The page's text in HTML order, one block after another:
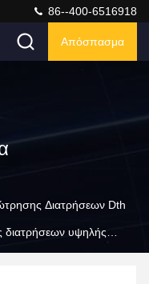
86--400-6516918
Απόσπασμα
Διατρήσεων Dth
υψηλής